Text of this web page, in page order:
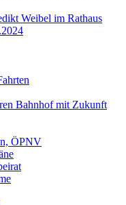
Weibel im Rathaus
Bahnhof mit Zukunft
ÖPNV